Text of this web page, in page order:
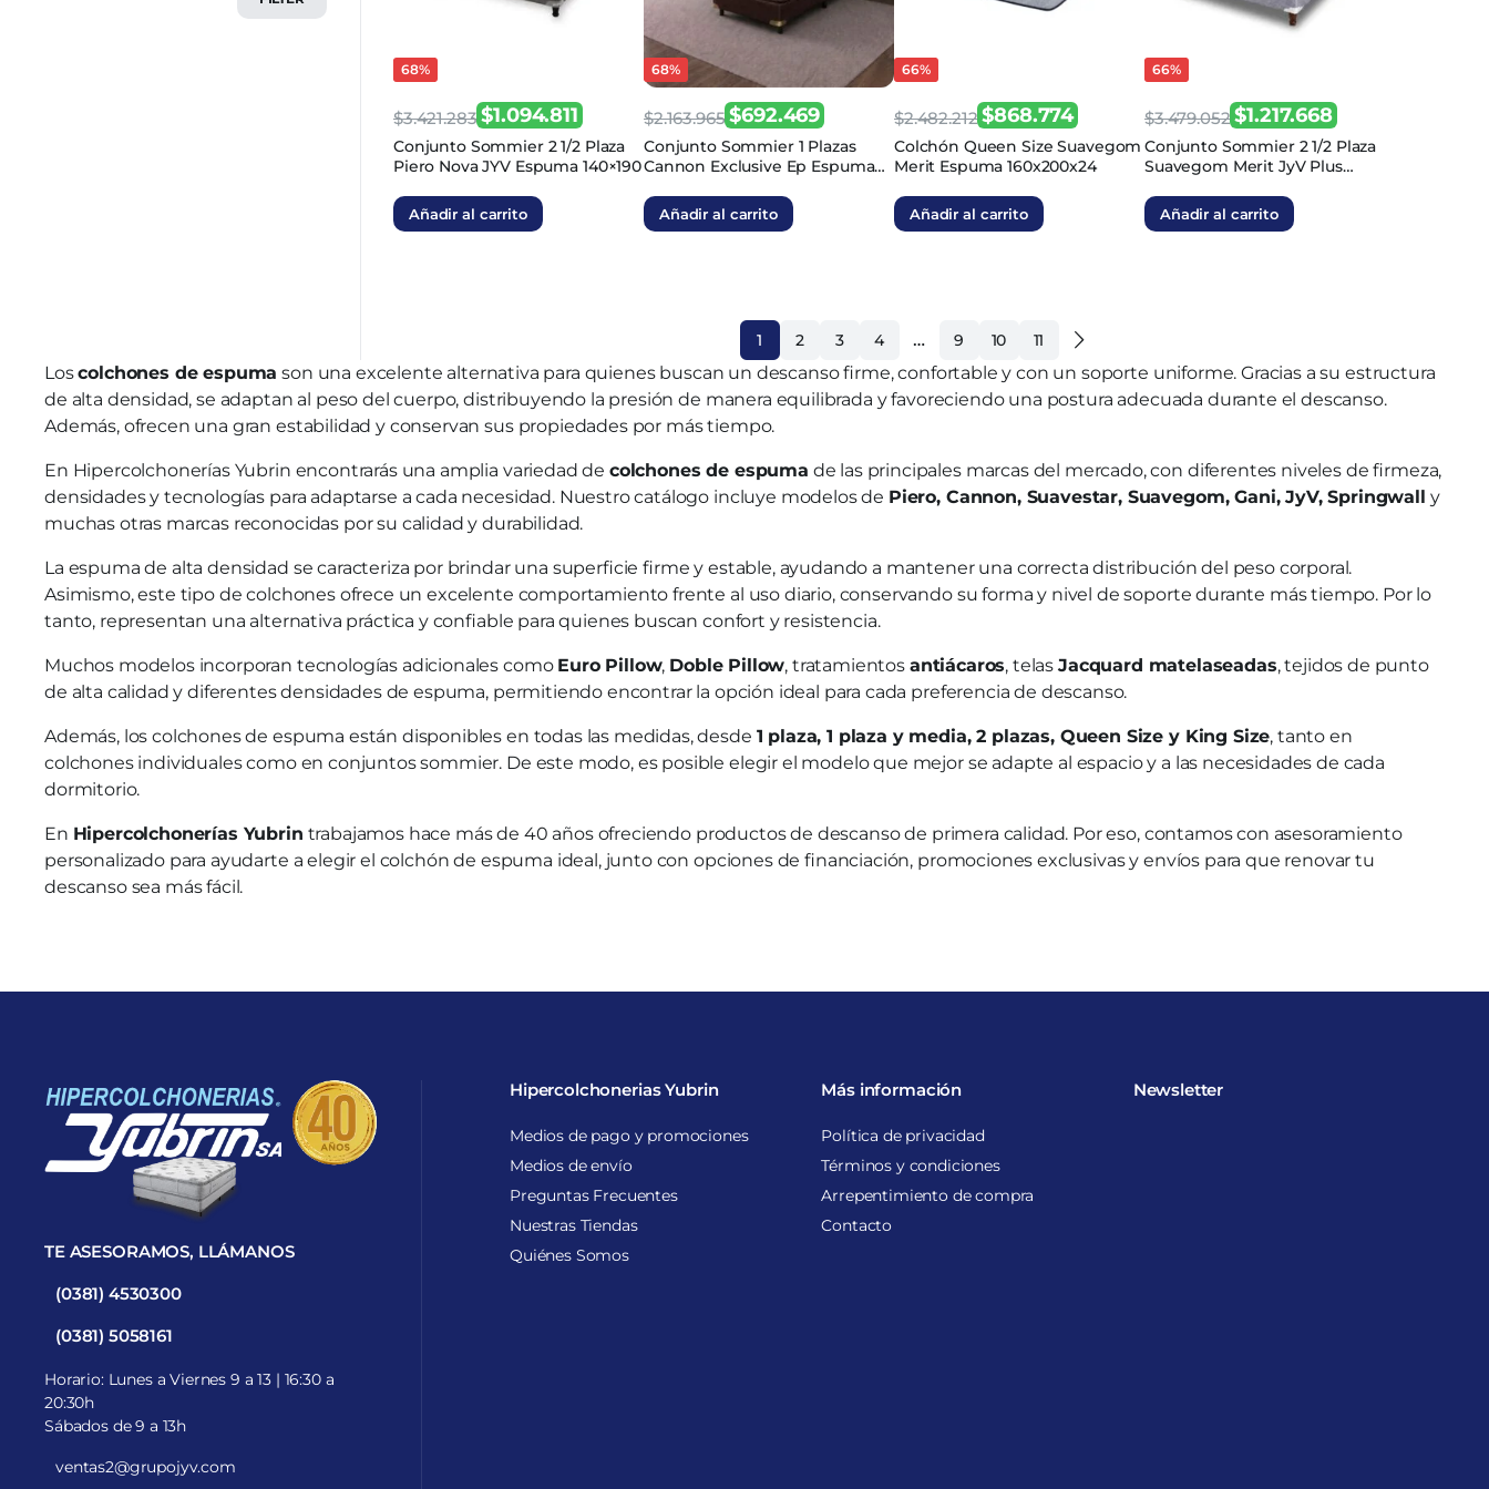
68%
$3.421.283
El
precio
original
era:
$1.094.811
El
precio
actual
es:
Conjunto Sommier 2 1/2 Plaza
Piero Nova JYV Espuma 140×190
Añadir al carrito
68%
$2.163.965
El
precio
original
era:
$692.469
El
precio
actual
es:
Conjunto Sommier 1 Plazas
Cannon Exclusive Ep Espuma
Añadir al carrito
66%
$2.482.212
El
precio
original
era:
$868.774
El
precio
actual
es:
Colchón Queen Size Suavegom
Merit Espuma 160x200x24
Añadir al carrito
66%
$3.479.052
El
precio
original
era:
$1.217.668
El
precio
actual
es:
Conjunto Sommier 2 1/2 Plaza
Suavegom Merit JyV Plus
Añadir al carrito
1 2 3 4 … 9 10 11
Loscolchones de espuma son una excelente alternativa para quienes buscan un descanso firme, confortable y con un soporte uniforme. Gracias a su estructura
de alta densidad, se adaptan al peso del cuerpo, distribuyendo la presión de manera equilibrada y favoreciendo una postura adecuada durante el descanso.
Además, ofrecen una gran estabilidad y conservan sus propiedades por más tiempo.
En Hipercolchonerías Yubrin encontrarás una amplia variedad de colchones de espuma de las principales marcas del mercado, con diferentes niveles de firmeza,
densidades y tecnologías para adaptarse a cada necesidad. Nuestro catálogo incluye modelos de Piero, Cannon, Suavestar, Suavegom, Gani, JyV, Springwall y
muchas otras marcas reconocidas por su calidad y durabilidad.
La espuma de alta densidad se caracteriza por brindar una superficie firme y estable, ayudando a mantener una correcta distribución del peso corporal.
Asimismo, este tipo de colchones ofrece un excelente comportamiento frente al uso diario, conservando su forma y nivel de soporte durante más tiempo. Por lo
tanto, representan una alternativa práctica y confiable para quienes buscan confort y resistencia.
Muchos modelos incorporan tecnologías adicionales como Euro Pillow, Doble Pillow, tratamientos antiácaros, telas Jacquard matelaseadas, tejidos de punto
de alta calidad y diferentes densidades de espuma, permitiendo encontrar la opción ideal para cada preferencia de descanso.
Además, los colchones de espuma están disponibles en todas las medidas, desde 1 plaza, 1 plaza y media, 2 plazas, Queen Size y King Size, tanto en
colchones individuales como en conjuntos sommier. De este modo, es posible elegir el modelo que mejor se adapte al espacio y a las necesidades de cada
dormitorio.
En Hipercolchonerías Yubrin trabajamos hace más de 40 años ofreciendo productos de descanso de primera calidad. Por eso, contamos con asesoramiento
personalizado para ayudarte a elegir el colchón de espuma ideal, junto con opciones de financiación, promociones exclusivas y envíos para que renovar tu
descanso sea más fácil.
TE ASESORAMOS, LLÁMANOS
(0381) 4530300
(0381) 5058161
Horario: Lunes a Viernes 9 a 13 | 16:30 a
20:30h
Sábados de 9 a 13h
ventas2@grupojyv.com
Hipercolchonerias Yubrin
Medios de pago y promociones
Medios de envío
Preguntas Frecuentes
Nuestras Tiendas
Quiénes Somos
Más información
Política de privacidad
Términos y condiciones
Arrepentimiento de compra
Contacto
Newsletter